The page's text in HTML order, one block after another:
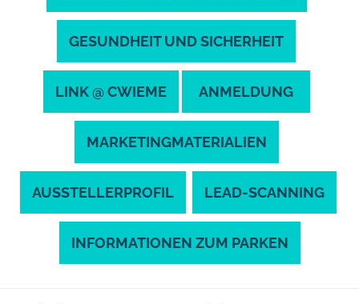
GESUNDHEIT UND SICHERHEIT
LINK @ CWIEME ANMELDUNG
MARKETINGMATERIALIEN
AUSSTELLERPROFIL LEAD-SCANNING
INFORMATIONEN ZUM PARKEN